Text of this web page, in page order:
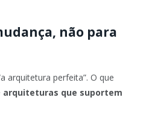
não para
arquitetura perfeita”. O que
arquiteturas que suportem